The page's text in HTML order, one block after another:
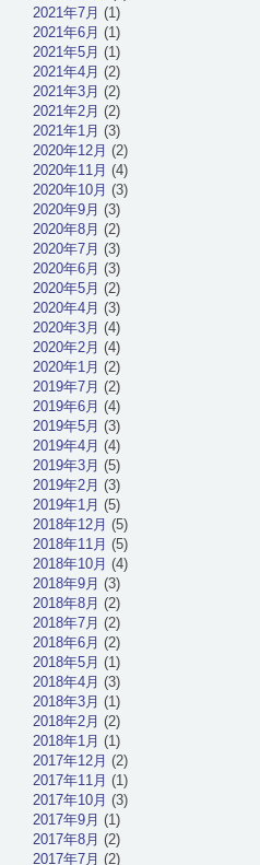
2021年7月 (1)
2021年6月 (1)
2021年5月 (1)
2021年4月 (2)
2021年3月 (2)
2021年2月 (2)
2021年1月 (3)
2020年12月 (2)
2020年11月 (4)
2020年10月 (3)
2020年9月 (3)
2020年8月 (2)
2020年7月 (3)
2020年6月 (3)
2020年5月 (2)
2020年4月 (3)
2020年3月 (4)
2020年2月 (4)
2020年1月 (2)
2019年7月 (2)
2019年6月 (4)
2019年5月 (3)
2019年4月 (4)
2019年3月 (5)
2019年2月 (3)
2019年1月 (5)
2018年12月 (5)
2018年11月 (5)
2018年10月 (4)
2018年9月 (3)
2018年8月 (2)
2018年7月 (2)
2018年6月 (2)
2018年5月 (1)
2018年4月 (3)
2018年3月 (1)
2018年2月 (2)
2018年1月 (1)
2017年12月 (2)
2017年11月 (1)
2017年10月 (3)
2017年9月 (1)
2017年8月 (2)
2017年7月 (2)